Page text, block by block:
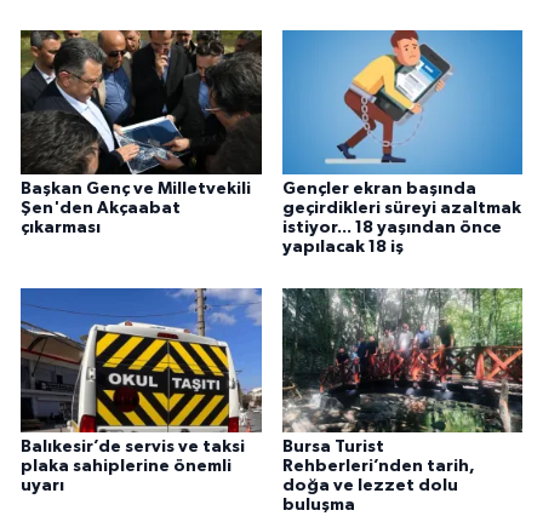
Başkan Genç ve Milletvekili
Şen'den Akçaabat
çıkarması
Gençler ekran başında
geçirdikleri süreyi azaltmak
istiyor... 18 yaşından önce
yapılacak 18 iş
Balıkesir’de servis ve taksi
plaka sahiplerine önemli
uyarı
Bursa Turist
Rehberleri’nden tarih,
doğa ve lezzet dolu
buluşma